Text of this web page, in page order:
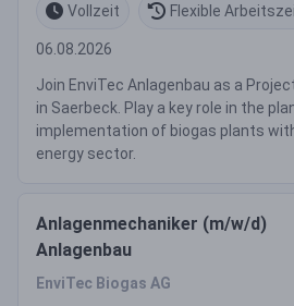
Vollzeit
Flexible
06.08.2026
Join EnviTec Anlagenbau as a
in Saerbeck. Play a key role in the
implementation of biogas plants
energy sector.
Anlagenmechaniker (m/w/d)
Anlagenbau
EnviTec Biogas AG